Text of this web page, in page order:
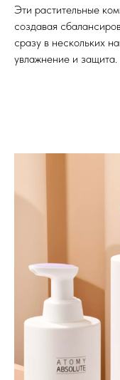
Эти растительные
создавая
сразу в нескольких
увлажнение и защита.